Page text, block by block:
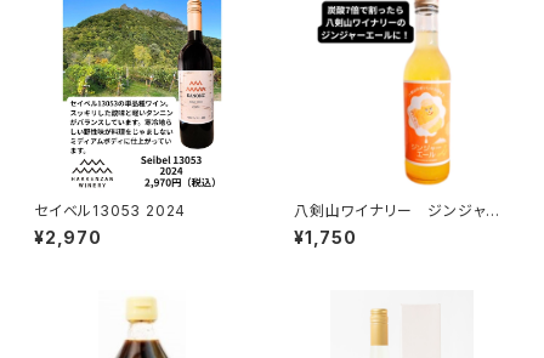
セイベル13053 2024
¥2,970
八剣山ワイナリー ジンジャー
シロップ 360ml
¥1,750